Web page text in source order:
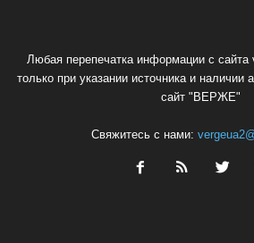
Любая перепечатка информации с сайта
только при указании источника и наличии
сайт "ВЕРЖЕ"
Свяжитесь с нами: